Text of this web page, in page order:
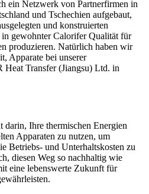
ein Netzwerk von Partnerfirmen in
und Tschechien aufgebaut,
und konstruierten
in gewohnter Calorifer Qualität für
produzieren. Natürlich haben wir
Apparate bei unserer
Transfer (Jiangsu) Ltd. in
darin, Ihre thermischen Energien
Apparaten zu nutzen, um
Betriebs- und Unterhaltskosten zu
diesen Weg so nachhaltig wie
eine lebenswerte Zukunft für